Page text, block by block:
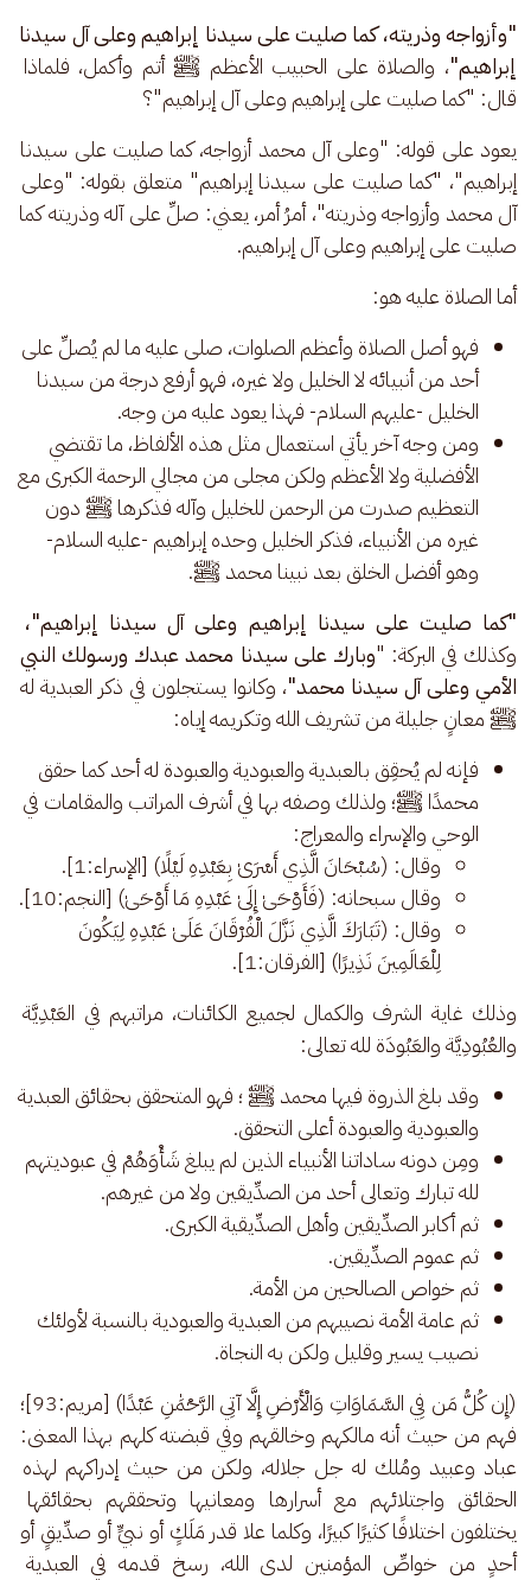
"وأزواجه وذريته، كما صليت على سيدنا إبراهيم وعلى آل سيدنا
إبراهيم"، والصلاة على الحبيب الأعظم ﷺ أتم وأكمل، فلماذا
قال: "كما صليت على إبراهيم وعلى آل إبراهيم"؟
يعود على قوله: "وعلى آل محمد أزواجه، كما صليت على سيدنا
إبراهيم"، "كما صليت على سيدنا إبراهيم" متعلق بقوله: "وعلى
آل محمد وأزواجه وذريته"، أمرُ أمر، يعني: صلِّ على آله وذريته كما
صليت على إبراهيم وعلى آل إبراهيم.
أما الصلاة عليه هو:
فهو أصل الصلاة وأعظم الصلوات، صلى عليه ما لم يُصلِّ على
أحد من أنبيائه لا الخليل ولا غيره، فهو أرفع درجة من سيدنا
الخليل -عليهم السلام- فهذا يعود عليه من وجه.
ومن وجه آخر يأتي استعمال مثل هذه الألفاظ، ما تقتضي
الأفضلية ولا الأعظم ولكن مجلى من مجالي الرحمة الكبرى مع
التعظيم صدرت من الرحمن للخليل وآله فذكرها ﷺ دون
غيره من الأنبياء، فذكر الخليل وحده إبراهيم -عليه السلام-
وهو أفضل الخلق بعد نبينا محمد ﷺ.
"كما صليت على سيدنا إبراهيم وعلى آل سيدنا إبراهيم"،
وكذلك في البركة: "وبارك على سيدنا محمد عبدك ورسولك النبي
الأمي وعلى آل سيدنا محمد"، وكانوا يستجلون في ذكر العبدية له
ﷺ معانٍ جليلة من تشريف الله وتكريمه إياه:
فإنه لم يُحقِق بالعبدية والعبودية والعبودة له أحد كما حقق
محمدًا ﷺ؛ ولذلك وصفه بها في أشرف المراتب والمقامات في
الوحي والإسراء والمعراج:
وقال: (سُبْحَانَ الَّذِي أَسْرَىٰ بِعَبْدِهِ لَيْلًا) [الإسراء:1].
وقال سبحانه: (فَأَوْحَىٰ إِلَىٰ عَبْدِهِ مَا أَوْحَىٰ) [النجم:10].
وقال: (تَبَارَكَ الَّذِي نَزَّلَ الْفُرْقَانَ عَلَىٰ عَبْدِهِ لِيَكُونَ
لِلْعَالَمِينَ نَذِيرًا) [الفرقان:1].
وذلك غاية الشرف والكمال لجميع الكائنات، مراتبهم في العَبْدِيَّة
والعُبُودِيَّة والعَبُودَة لله تعالى:
وقد بلغ الذروة فيها محمد ﷺ ؛ فهو المتحقق بحقائق العبدية
والعبودية والعبودة أعلى التحقق.
ومِن دونه ساداتنا الأنبياء الذين لم يبلغ شَأْوَهُمْ في عبوديتهم
لله تبارك وتعالى أحد من الصدِّيقين ولا من غيرهم.
ثم أكابر الصدِّيقين وأهل الصدِّيقية الكبرى.
ثم عموم الصدِّيقين.
ثم خواص الصالحين من الأمة.
ثم عامة الأمة نصيبهم من العبدية والعبودية بالنسبة لأولئك
نصيب يسير وقليل ولكن به النجاة.
(إِن كُلُّ مَن فِي السَّمَاوَاتِ وَالْأَرْضِ إِلَّا آتِي الرَّحْمَٰنِ عَبْدًا) [مريم:93]؛
فهم من حيث أنه مالكهم وخالقهم وفي قبضته كلهم بهذا المعنى:
عباد وعبيد ومُلك له جل جلاله، ولكن من حيث إدراكهم لهذه
الحقائق واجتلائهم مع أسرارها ومعانيها وتحققهم بحقائقها
يختلفون اختلافًا كثيرًا كبيرًا، وكلما علا قدر مَلَكٍ أو نبيٍّ أو صدِّيقٍ أو
أحدٍ من خواصِّ المؤمنين لدى الله، رسخ قدمه في العبدية